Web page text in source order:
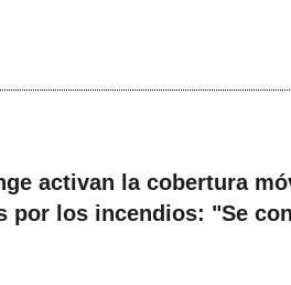
activan la cobertura
por los incendios: "Se